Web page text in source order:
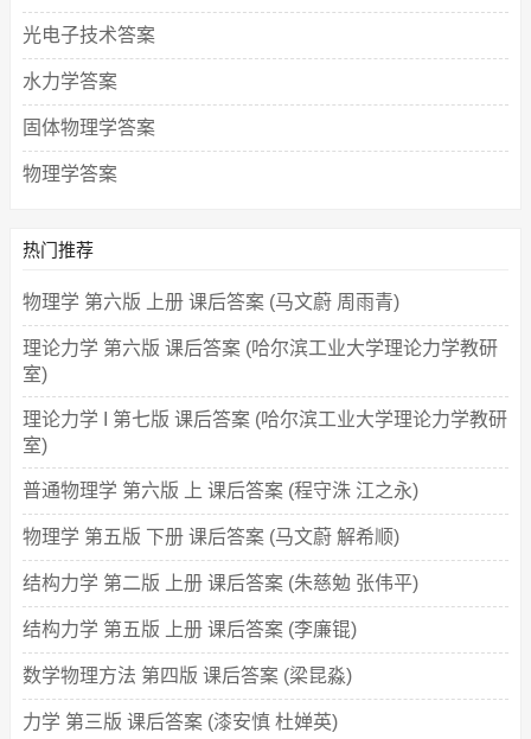
光电子技术答案
水力学答案
固体物理学答案
物理学答案
热门推荐
物理学 第六版 上册 课后答案 (马文蔚 周雨青)
理论力学 第六版 课后答案 (哈尔滨工业大学理论力学教研
室)
理论力学 I 第七版 课后答案 (哈尔滨工业大学理论力学教研
室)
普通物理学 第六版 上 课后答案 (程守洙 江之永)
物理学 第五版 下册 课后答案 (马文蔚 解希顺)
结构力学 第二版 上册 课后答案 (朱慈勉 张伟平)
结构力学 第五版 上册 课后答案 (李廉锟)
数学物理方法 第四版 课后答案 (梁昆淼)
力学 第三版 课后答案 (漆安慎 杜婵英)